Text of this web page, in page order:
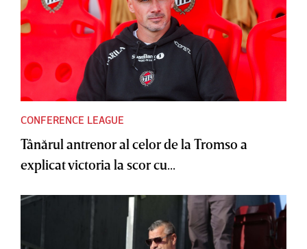
CONFERENCE LEAGUE
Tânărul antrenor al celor de la Tromso a
explicat victoria la scor cu...